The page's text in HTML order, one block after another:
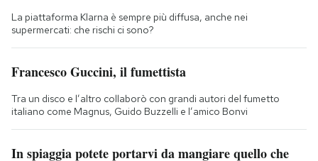
La piattaforma Klarna è sempre più diffusa, anche nei
supermercati: che rischi ci sono?
Francesco Guccini, il fumettista
Tra un disco e l’altro collaborò con grandi autori del fumetto
italiano come Magnus, Guido Buzzelli e l’amico Bonvi
In spiaggia potete portarvi da mangiare quello che